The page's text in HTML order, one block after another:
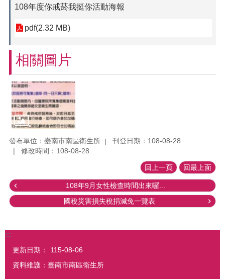
108年度你戒菸我挺你活動海報
pdf(2.32 MB)
相關圖片
發布單位：臺南市南區衛生所
刊登日期：108-08-28
修改時間：108-08-28
回上一頁 回最上面
108年9月女性檢查時間出來囉...
國稅災害損失稅捐減免一覽表
:::
更新日期：
115-08-06
資料維護：臺南市南區衛生所